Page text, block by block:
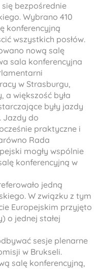
się bezpośrednie
Wybrano 410
konferencyjną
wszystkich posłów.
nową salę
sala konferencyjna
w Strasburgu,
a większość była
były jazdy
Jazdy do
praktyczne i
Rada
mogły wspólnie
konferencyjną w
jedną
W związku z tym
Europejskim przyjęto
o jednej stałej
sesje plenarne
w Brukseli.
salę konferencyjną,